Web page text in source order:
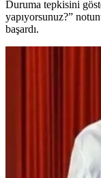
Duruma tepkisini
yapıyorsunuz?”
başardı.